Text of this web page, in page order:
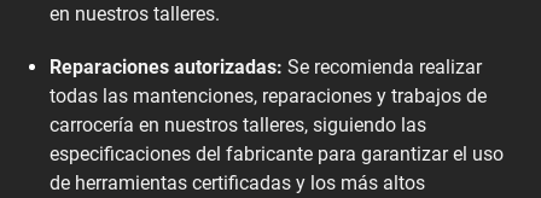
en nuestros talleres.
Reparaciones autorizadas: Se recomienda realizar
todas las mantenciones, reparaciones y trabajos de
carrocería en nuestros talleres, siguiendo las
especificaciones del fabricante para garantizar el uso
de herramientas certificadas y los más altos